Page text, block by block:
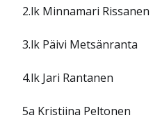
2.lk Minnamari Rissanen
3.lk Päivi Metsänranta
4.lk Jari Rantanen
5a Kristiina Peltonen